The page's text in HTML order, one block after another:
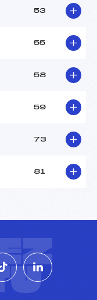
53
55
58
59
73
81